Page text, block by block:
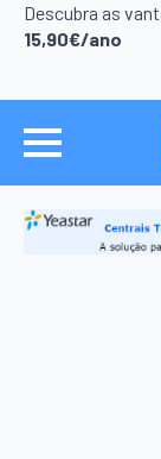
Descubra as
15,90€/ano